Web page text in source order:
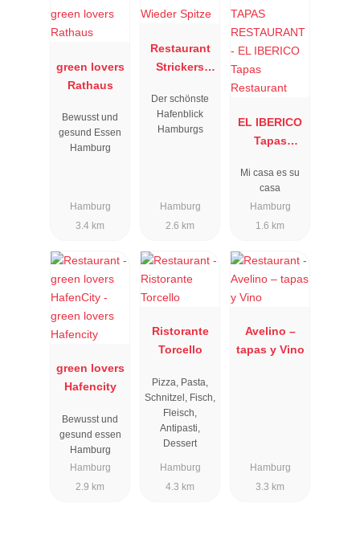
green lovers
Rathaus
Bewusst und
gesund Essen
Hamburg
Hamburg
3.4 km
Restaurant
Strickers
Spitze
Der schönste
Hafenblick
Hamburgs
Hamburg
2.6 km
EL IBERICO
Tapas
Mi casa es su
casa
Hamburg
1.6 km
green lovers
Hafencity
Bewusst und
gesund essen
Hamburg
Hamburg
2.9 km
Ristorante
Torcello
Pizza, Pasta,
Schnitzel, Fisch,
Fleisch,
Antipasti,
Dessert
Hamburg
4.3 km
Avelino –
tapas y Vino
Hamburg
3.3 km